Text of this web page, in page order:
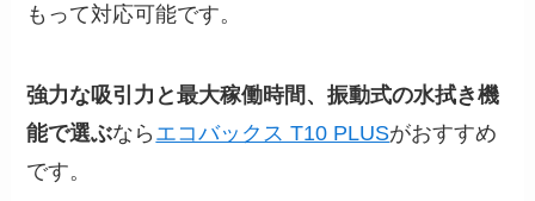
もって対応可能です。
強力な吸引力と最大稼働時間、振動式の水拭き機
能で選ぶなら エコバックス T10 PLUSがおすすめ
です。